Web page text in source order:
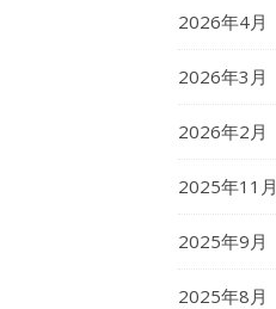
2026年4月
2026年3月
2026年2月
2025年11月
2025年9月
2025年8月